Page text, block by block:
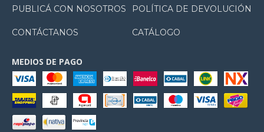
PUBLICÁ CON NOSOTROS POLÍTICA DE DEVOLUCIÓN
CONTÁCTANOS CATÁLOGO
MEDIOS DE PAGO